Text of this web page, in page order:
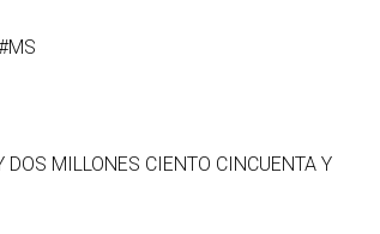
DOS MILLONES CIENTO CINCUENTA Y